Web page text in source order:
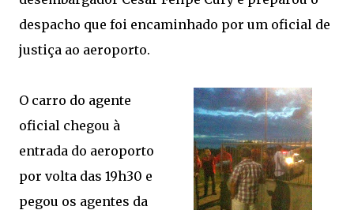
despacho que foi encaminhado por um oficial de
justiça ao aeroporto.
O carro do agente
oficial chegou à
entrada do aeroporto
por volta das 19h30 e
pegou os agentes da